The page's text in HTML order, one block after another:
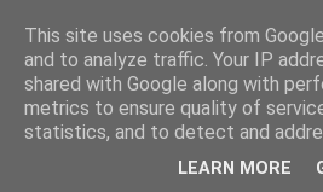
This site uses cookies from
and to analyze traffic. Your IP
shared with Google along with
metrics to ensure quality of
statistics, and to detect and
LEARN MORE